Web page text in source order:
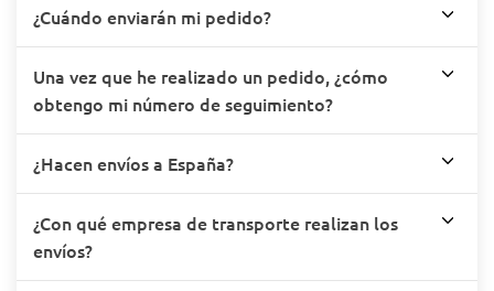
¿Cuándo enviarán mi pedido?
Una vez que he realizado un pedido, ¿cómo
obtengo mi número de seguimiento?
¿Hacen envíos a España?
¿Con qué empresa de transporte realizan los
envíos?